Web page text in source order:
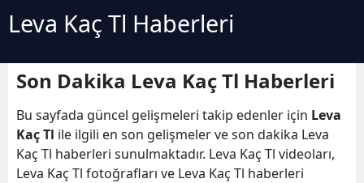
Leva Kaç Tl Haberleri
Son Dakika Leva Kaç Tl Haberleri
Bu sayfada güncel gelişmeleri takip edenler için Leva
Kaç Tl ile ilgili en son gelişmeler ve son dakika Leva
Kaç Tl haberleri sunulmaktadır. Leva Kaç Tl videoları,
Leva Kaç Tl fotoğrafları ve Leva Kaç Tl haberleri